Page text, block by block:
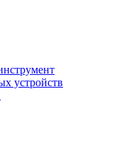
устройств